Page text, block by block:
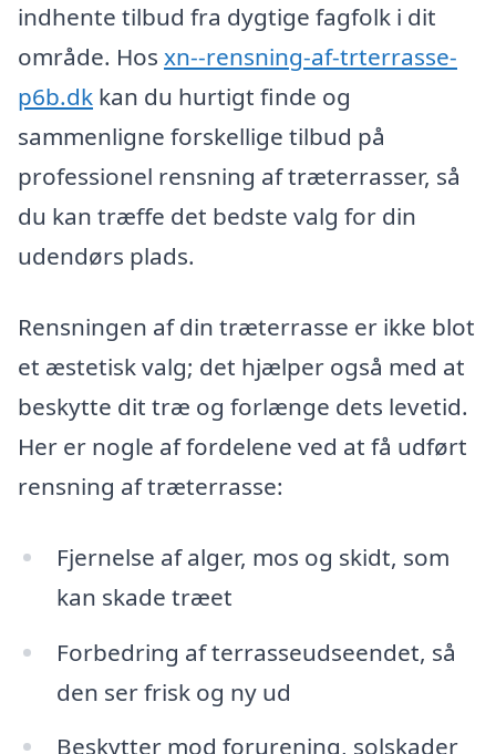
indhente tilbud fra dygtige fagfolk i dit
område. Hos xn--rensning-af-trterrasse-
p6b.dk kan du hurtigt finde og
sammenligne forskellige tilbud på
professionel rensning af træterrasser, så
du kan træffe det bedste valg for din
udendørs plads.
Rensningen af din træterrasse er ikke blot
et æstetisk valg; det hjælper også med at
beskytte dit træ og forlænge dets levetid.
Her er nogle af fordelene ved at få udført
rensning af træterrasse:
Fjernelse af alger, mos og skidt, som
kan skade træet
Forbedring af terrasseudseendet, så
den ser frisk og ny ud
Beskytter mod forurening, solskader